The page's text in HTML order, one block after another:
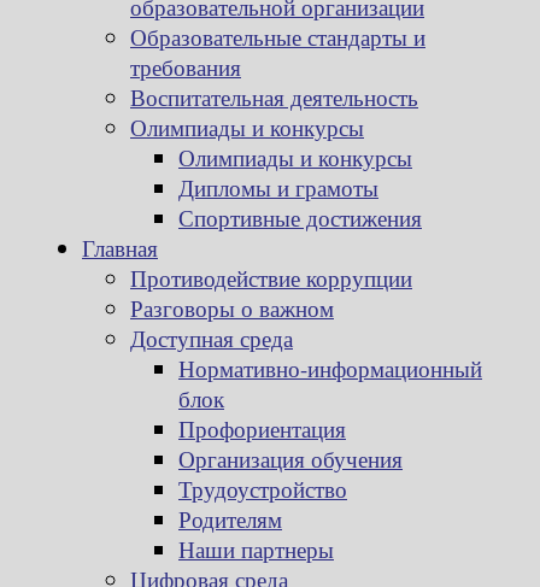
образовательной организации
Образовательные стандарты и
требования
Воспитательная деятельность
Олимпиады и конкурсы
Олимпиады и конкурсы
Дипломы и грамоты
Спортивные достижения
Главная
Противодействие коррупции
Разговоры о важном
Доступная среда
Нормативно-информационный
блок
Профориентация
Организация обучения
Трудоустройство
Родителям
Наши партнеры
Цифровая среда